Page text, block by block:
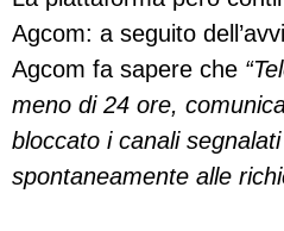
Agcom: a seguito
Agcom fa sapere che
meno di 24 ore,
bloccato i canali
spontaneamente alle